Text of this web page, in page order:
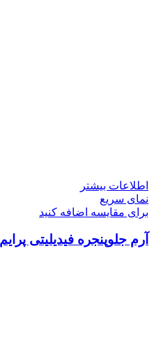
اطلاعات بیشتر
نمای سریع
برای مقایسه اضافه کنید
آرم جلوپنجره فیدیلیتی پرایم